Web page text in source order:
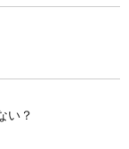
い？